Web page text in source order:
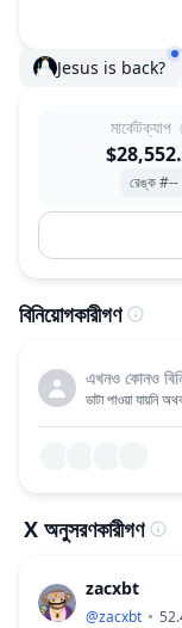
Jesus is back?
মার্কেটক্যাপ
রেঙ্ক #--
বিনিয়োগকারীগণ
এখনও কোনও
ডাটা পাওয়া যায়নি
X অনুসরণকারীগণ
zacxbt
@zacxbt